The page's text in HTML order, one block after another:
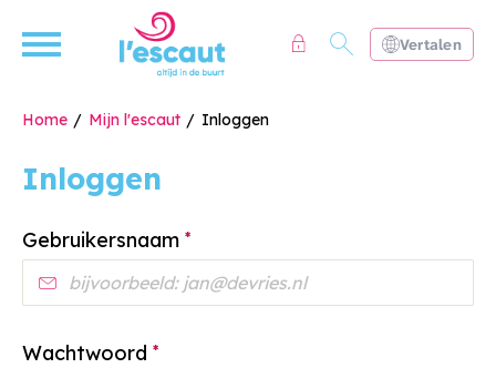
Naar hoofdinhoud
Naar hoofdnavigatiemenu
Naar zoeken
Naar de homepage
Ga naar Hoofd
Vertalen
Home Mijn l'escaut Inloggen
Inloggen
Gebruikersnaam *
Wachtwoord *